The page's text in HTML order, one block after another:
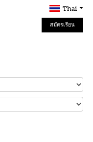
Thai
สมัครเรียน
Online